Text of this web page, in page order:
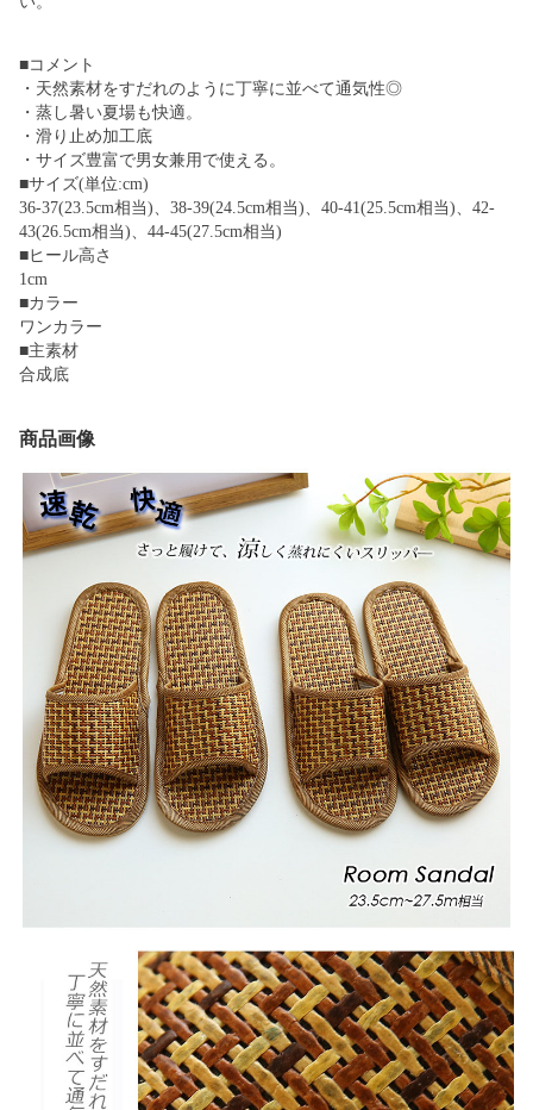
■コメント
・天然素材をすだれのように丁寧に並べて通気性◎
・蒸し暑い夏場も快適。
・滑り止め加工底
・サイズ豊富で男女兼用で使える。
■サイズ(単位:cm)
36-37(23.5cm相当)、38-39(24.5cm相当)、40-41(25.5cm相当)、42-
43(26.5cm相当)、44-45(27.5cm相当)
■ヒール高さ
1cm
■カラー
ワンカラー
■主素材
合成底
商品画像